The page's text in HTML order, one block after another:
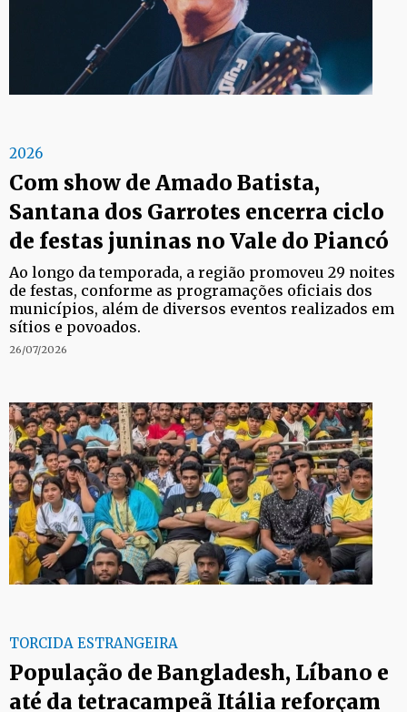
2026
Com show de Amado Batista,
Santana dos Garrotes encerra ciclo
de festas juninas no Vale do Piancó
Ao longo da temporada, a região promoveu 29 noites
de festas, conforme as programações oficiais dos
municípios, além de diversos eventos realizados em
sítios e povoados.
26/07/2026
TORCIDA ESTRANGEIRA
População de Bangladesh, Líbano e
até da tetracampeã Itália reforçam